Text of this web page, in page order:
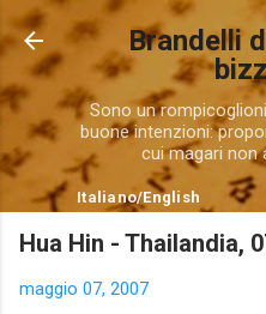
Passa ai
Brandelli
Sono un
buone intenzioni:
cui magari non
Italiano/English
Hua Hin - Thailandia,
maggio 07, 2007